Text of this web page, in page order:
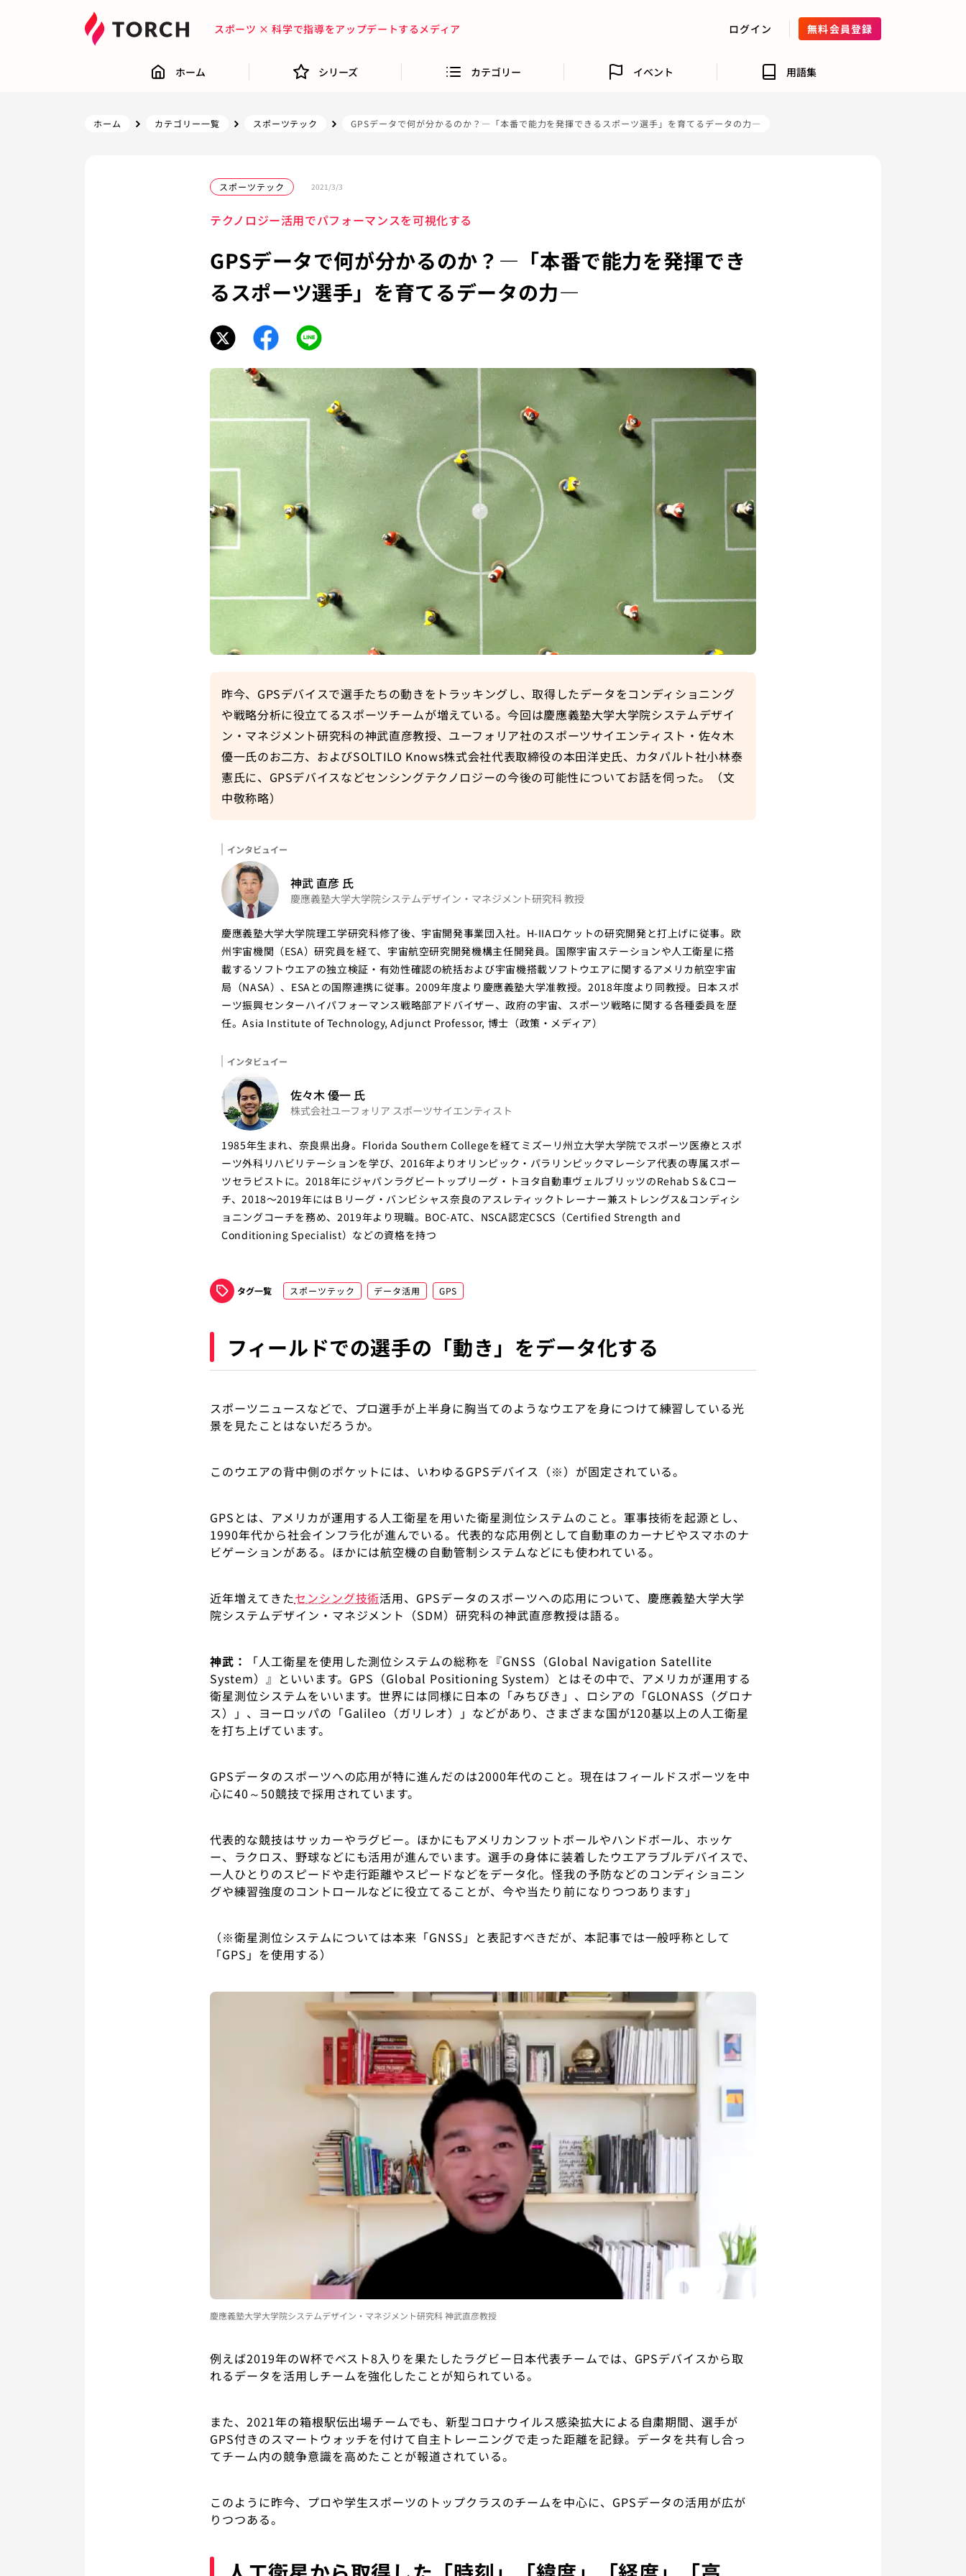
ログイン 無料会員登録
スポーツ × 科学で指導をアップデートするメディア
ホーム カテゴリー一覧 スポーツテック GPSデータで何が分かるのか？—「本番で能力を発揮できるスポーツ選手」を育てるデータの力—
スポーツテック 2021/3/3
テクノロジー活用でパフォーマンスを可視化する
GPSデータで何が分かるのか？—「本番で能力を発揮でき
るスポーツ選手」を育てるデータの力—
昨今、GPSデバイスで選手たちの動きをトラッキングし、取得したデータをコンディショニング
や戦略分析に役立てるスポーツチームが増えている。今回は慶應義塾大学大学院システムデザイ
ン・マネジメント研究科の神武直彦教授、ユーフォリア社のスポーツサイエンティスト・佐々木
優一氏のお二方、およびSOLTILO Knows株式会社代表取締役の本田洋史氏、カタパルト社小林泰
憲氏に、GPSデバイスなどセンシングテクノロジーの今後の可能性についてお話を伺った。（文
中敬称略）
インタビュイー
インタビュイー
神武 直彦 氏
慶應義塾大学大学院システムデザイン・マネジメント研究科 教授
慶應義塾大学大学院理工学研究科修了後、宇宙開発事業団入社。H-IIAロケットの研究開発と打上げに従事。欧
州宇宙機関（ESA）研究員を経て、宇宙航空研究開発機構主任開発員。国際宇宙ステーションや人工衛星に搭
載するソフトウエアの独立検証・有効性確認の統括および宇宙機搭載ソフトウエアに関するアメリカ航空宇宙
局（NASA）、ESAとの国際連携に従事。2009年度より慶應義塾大学准教授。2018年度より同教授。日本スポ
ーツ振興センターハイパフォーマンス戦略部アドバイザー、政府の宇宙、スポーツ戦略に関する各種委員を歴
任。Asia Institute of Technology, Adjunct Professor, 博士（政策・メディア）
インタビュイー
佐々木 優一 氏
株式会社ユーフォリア スポーツサイエンティスト
1985年生まれ、奈良県出身。Florida Southern Collegeを経てミズーリ州立大学大学院でスポーツ医療とスポ
ーツ外科リハビリテーションを学び、2016年よりオリンピック・パラリンピックマレーシア代表の専属スポー
ツセラピストに。2018年にジャパンラグビートップリーグ・トヨタ自動車ヴェルブリッツのRehab S＆Cコー
チ、2018〜2019年にはＢリーグ・バンビシャス奈良のアスレティックトレーナー兼ストレングス&コンディシ
ョニングコーチを務め、2019年より現職。BOC-ATC、NSCA認定CSCS（Certified Strength and
Conditioning Specialist）などの資格を持つ
タグ一覧 スポーツテック データ活用 GPS
フィールドでの選手の「動き」をデータ化する
スポーツニュースなどで、プロ選手が上半身に胸当てのようなウエアを身につけて練習している光
景を見たことはないだろうか。
このウエアの背中側のポケットには、いわゆるGPSデバイス（※）が固定されている。
GPSとは、アメリカが運用する人工衛星を用いた衛星測位システムのこと。軍事技術を起源とし、
1990年代から社会インフラ化が進んでいる。代表的な応用例として自動車のカーナビやスマホのナ
ビゲーションがある。ほかには航空機の自動管制システムなどにも使われている。
近年増えてきたセンシング技術活用、GPSデータのスポーツへの応用について、慶應義塾大学大学
院システムデザイン・マネジメント（SDM）研究科の神武直彦教授は語る。
神武：
「人工衛星を使用した測位システムの総称を『GNSS（Global Navigation Satellite
System）』といいます。GPS（Global Positioning System）とはその中で、アメリカが運用する
衛星測位システムをいいます。世界には同様に日本の「みちびき」、ロシアの「GLONASS（グロナ
ス）」、ヨーロッパの「Galileo（ガリレオ）」などがあり、さまざまな国が120基以上の人工衛星
を打ち上げています。
GPSデータのスポーツへの応用が特に進んだのは2000年代のこと。現在はフィールドスポーツを中
心に40～50競技で採用されています。
代表的な競技はサッカーやラグビー。ほかにもアメリカンフットボールやハンドボール、ホッケ
ー、ラクロス、野球などにも活用が進んでいます。選手の身体に装着したウエアラブルデバイスで、
一人ひとりのスピードや走行距離やスピードなどをデータ化。怪我の予防などのコンディショニン
グや練習強度のコントロールなどに役立てることが、今や当たり前になりつつあります」
（※衛星測位システムについては本来「GNSS」と表記すべきだが、本記事では一般呼称として
「GPS」を使用する）
慶應義塾大学大学院システムデザイン・マネジメント研究科 神武直彦教授
例えば2019年のW杯でベスト8入りを果たしたラグビー日本代表チームでは、GPSデバイスから取
れるデータを活用しチームを強化したことが知られている。
また、2021年の箱根駅伝出場チームでも、新型コロナウイルス感染拡大による自粛期間、選手が
GPS付きのスマートウォッチを付けて自主トレーニングで走った距離を記録。データを共有し合っ
てチーム内の競争意識を高めたことが報道されている。
このように昨今、プロや学生スポーツのトップクラスのチームを中心に、GPSデータの活用が広が
りつつある。
ホーム シリーズ カテゴリー イベント 用語集